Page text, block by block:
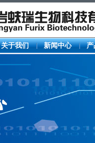
关于我们 新闻中心 产